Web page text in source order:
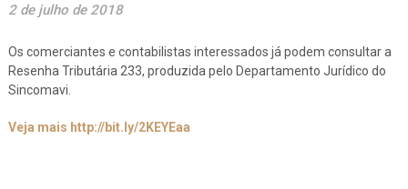
2 de julho de 2018
Os comerciantes e contabilistas interessados já podem consultar a
Resenha Tributária 233, produzida pelo Departamento Jurídico do
Sincomavi.
Veja mais http://bit.ly/2KEYEaa